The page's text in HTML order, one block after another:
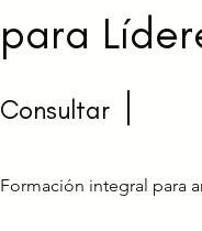
para
Consultar
Formación integral para